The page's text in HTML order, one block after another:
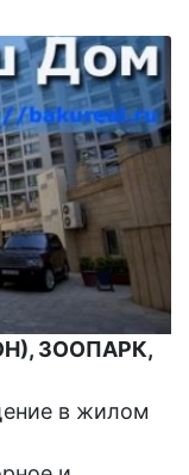
ЗООПАРК,
в жилом